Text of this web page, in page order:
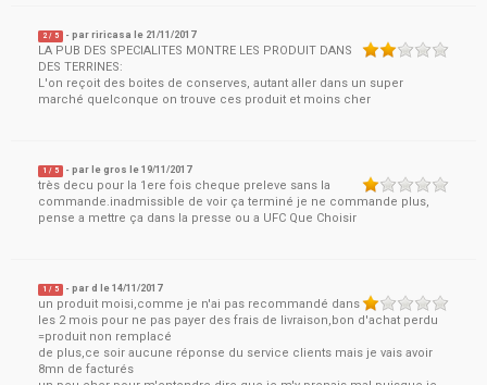
2 / 5 - parriricasa le 21/11/2017
LA PUB DES SPECIALITES MONTRE LES PRODUIT DANS
DES TERRINES:
L'on reçoit des boites de conserves, autant aller dans un super
marché quelconque on trouve ces produit et moins cher
1 / 5 - par le gros le19/11/2017
très decu pour la 1ere fois cheque preleve sans la
commande.inadmissible de voir ça terminé je ne commande plus,
pense a mettre ça dans la presse ou a UFC Que Choisir
1 / 5 - pard le14/11/2017
un produit moisi,comme je n'ai pas recommandé dans
les 2 mois pour ne pas payer des frais de livraison,bon d'achat perdu
=produit non remplacé
de plus,ce soir aucune réponse du service clients mais je vais avoir
8mn de facturés